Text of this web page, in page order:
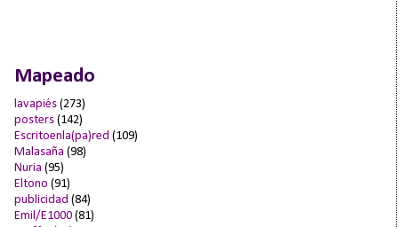
Mapeado
lavapiés (273)
posters (142)
Escritoenla(pa)red (109)
Malasaña (98)
Nuria (95)
Eltono (91)
publicidad (84)
Emil/E1000 (81)